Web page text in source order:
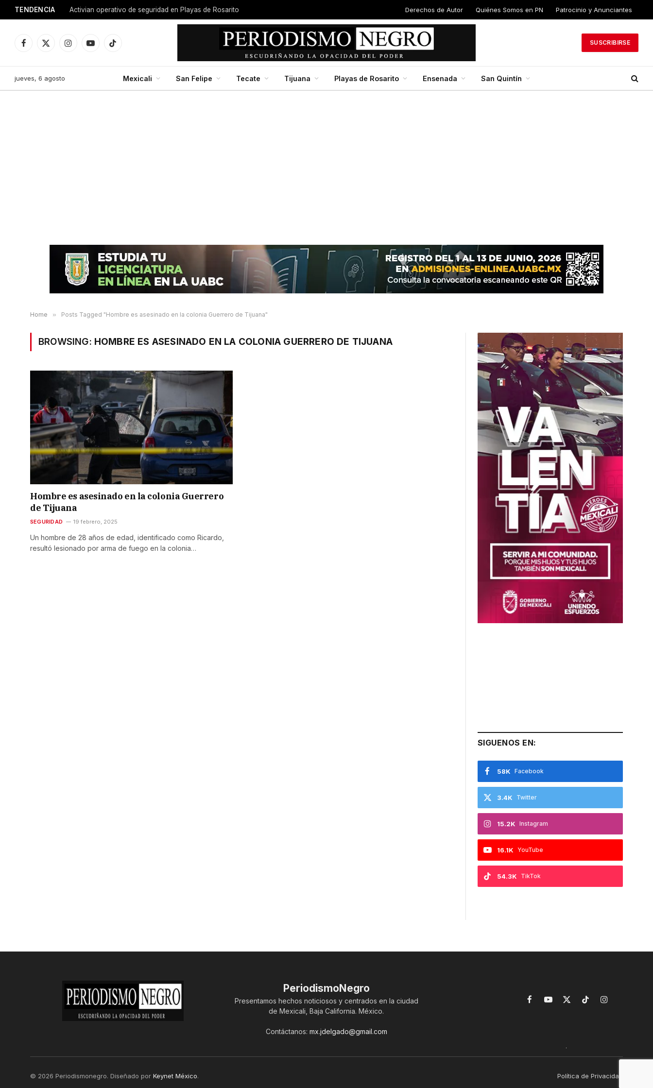
TENDENCIA Activian operativo de seguridad en Playas de Rosarito Derechos de Autor Quiénes Somos en PN Patrocinio y Anunciantes
Facebook
X
InstagramYouTubeTikTok
SUSCRIBIRSE
jueves, 6 agosto Mexicali San Felipe Tecate Tijuana Playas de Rosarito Ensenada San Quintín
Home » Posts Tagged "Hombre es asesinado en la colonia Guerrero de Tijuana"
BROWSING: HOMBRE ES ASESINADO EN LA COLONIA GUERRERO DE TIJUANA
Hombre es asesinado en la colonia Guerrero
de Tijuana
SEGURIDAD 19 febrero, 2025
Un hombre de 28 años de edad, identificado como Ricardo,
resultó lesionado por arma de fuego en la colonia…
SIGUENOS EN:
Facebook
58K
Twitter
3.4K
Instagram
15.2K
YouTube
16.1K
TikTok
54.3K
PeriodismoNegro
Presentamos hechos noticiosos y centrados en la ciudad
de Mexicali, Baja California. México.
Contáctanos: mx.jdelgado@gmail.com
FacebookYouTube
X
TikTokInstagram
© 2026 Periodismonegro. Diseñado por Keynet México. Política de Privacidad